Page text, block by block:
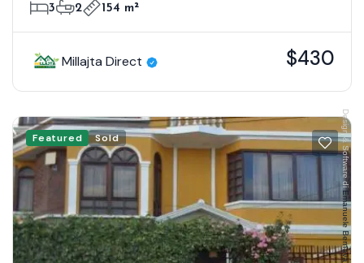
Design & Software di
Emanuele Bernava
3 2 154 m²
Millajta Direct $430
Featured Sold